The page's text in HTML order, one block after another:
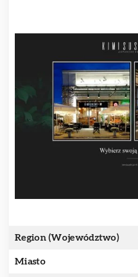
Region (Województwo)
Miasto